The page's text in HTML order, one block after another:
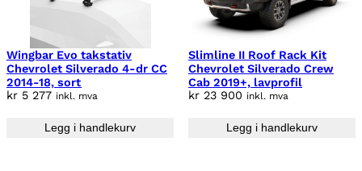
Wingbar Evo takstativ
Chevrolet Silverado 4-dr CC
2014-18, sort
kr 5 277 inkl. mva
Legg i handlekurv
Slimline II Roof Rack Kit
Chevrolet Silverado Crew
Cab 2019+, lavprofil
kr 23 900 inkl. mva
Legg i handlekurv